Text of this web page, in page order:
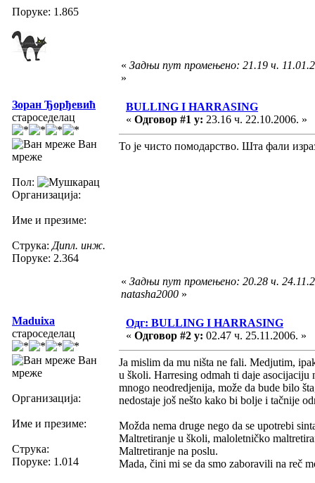
Поруке: 1.865
« Задњи пут промењено: 21.19 ч.
»
Зоран Ђорђевић
староседелац
Ван
мреже
Пол:
Организација:
Име и презиме:
Струка: Дипл. инж.
Поруке: 2.364
BULLING I HARRASING
« Одговор #1 у: 23.16 ч. 22.10.2006. »
То је чисто помодарство. Шта фали
« Задњи пут промењено: 20.28 ч.
natasha2000 »
Maduixa
староседелац
Ван
мреже
Организација:
Име и презиме:
Струка:
Поруке: 1.014
Одг: BULLING I HARRASING
« Одговор #2 у: 02.47 ч. 25.11.2006. »
Ja mislim da mu ništa ne fali. Medjutim,
u školi. Harresing odmah ti daje asocijaciju
mnogo neodredjenija, može da bude bilo
nedostaje još nešto kako bi bolje i tačnije
Možda nema druge nego da se upotrebi
Maltretiranje u školi, maloletničko
Maltretiranje na poslu.
Mada, čini mi se da smo zaboravili na reč